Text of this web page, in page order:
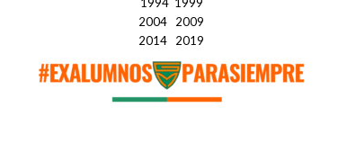
2004 2009
2014 2019